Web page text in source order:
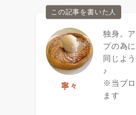
この記事を書いた人
寧々
独身。
プの為
同じよ
♪
※当ブロ
ます